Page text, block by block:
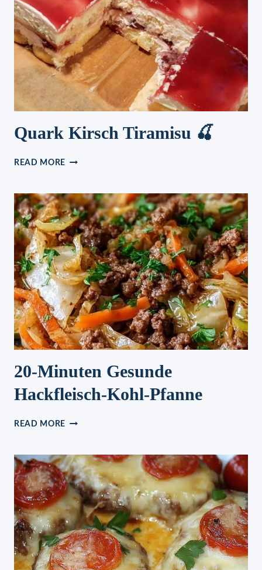
GANZ
EINFACH
Quark Kirsch Tiramisu 🍒
READ MORE QUARK
🍒
20-Minuten Gesunde
Hackfleisch-Kohl-Pfanne
READ MORE 20-
HACKFLEISCH-
KOHL-
PFANNE